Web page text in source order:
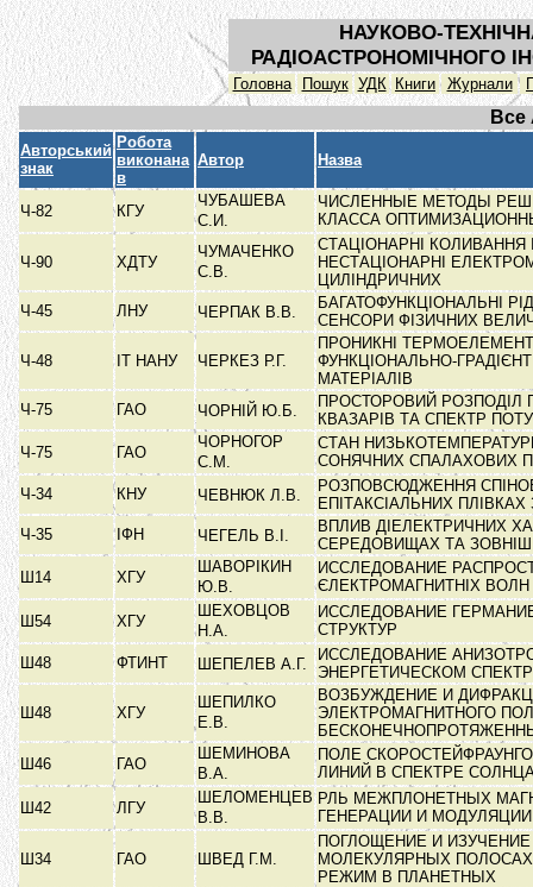
НАУКОВО-
РАДІОАСТРОНОМІЧНОГО
Головна Пошук УДК Книги Журнали
Все
Авторський
знак
Робота
виконана
в
Автор Назва
Ч-82 КГУ
ЧУБАШЕВА
С.И.
ЧИСЛЕННЫЕ МЕТОДЫ
КЛАССА
Ч-90 ХДТУ
ЧУМАЧЕНКО
С.В.
СТАЦІОНАРНІ КОЛИВАННЯ
НЕСТАЦІОНАРНІ
ЦИЛІНДРИЧНИХ
Ч-45
ЛНУ ЧЕРПАК В.В.
БАГАТОФУНКЦІОНАЛЬНІ
СЕНСОРИ ФІЗИЧНИХ
Ч-48 ІТ НАНУ ЧЕРКЕЗ Р.Г.
ПРОНИКНІ
ФУНКЦІОНАЛЬНО-
МАТЕРІАЛІВ
Ч-75
ГАО ЧОРНІЙ Ю.Б.
ПРОСТОРОВИЙ РОЗПОДІЛ
КВАЗАРІВ ТА СПЕКТР
Ч-75
ГАО
ЧОРНОГОР
С.М.
СТАН
СОНЯЧНИХ СПАЛАХОВИХ
Ч-34
КНУ ЧЕВНЮК Л.В.
РОЗПОВСЮДЖЕННЯ
ЕПІТАКСІАЛЬНИХ
Ч-35
ІФН ЧЕГЕЛЬ В.І.
ВПЛИВ ДІЕЛЕКТРИЧНИХ
СЕРЕДОВИЩАХ ТА
Ш14
ХГУ
ШАВОРІКИН
Ю.В.
ИССЛЕДОВАНИЕ
ЄЛЕКТРОМАГНИТНІХ
Ш54
ХГУ
ШЕХОВЦОВ
Н.А.
ИССЛЕДОВАНИЕ
СТРУКТУР
Ш48
ФТИНТ ШЕПЕЛЕВ А.Г.
ИССЛЕДОВАНИЕ
ЭНЕРГЕТИЧЕСКОМ
Ш48 ХГУ
ШЕПИЛКО
Е.В.
ВОЗБУЖДЕНИЕ И
ЭЛЕКТРОМАГНИТНОГО
Ш46
ГАО
ШЕМИНОВА
В.А.
ПОЛЕ
ЛИНИЙ В СПЕКТРЕ
Ш42
ЛГУ
ШЕЛОМЕНЦЕВ
В.В.
РЛЬ МЕЖПЛОНЕТНЫХ
ГЕНЕРАЦИИ И
Ш34 ГАО ШВЕД Г.М.
ПОГЛОЩЕНИЕ И
МОЛЕКУЛЯРНЫХ
РЕЖИМ В ПЛАНЕТНЫХ